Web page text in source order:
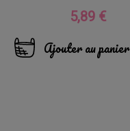
Prix
5,89 €
Ajouter au panier